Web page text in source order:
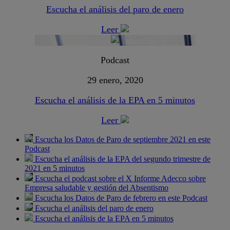
Escucha el análisis del paro de enero
Leer
Podcast
29 enero, 2020
Escucha el análisis de la EPA en 5 minutos
Leer
Escucha los Datos de Paro de septiembre 2021 en este
Podcast
Escucha el análisis de la EPA del segundo trimestre de
2021 en 5 minutos
Escucha el podcast sobre el X Informe Adecco sobre
Empresa saludable y gestión del Absentismo
Escucha los Datos de Paro de febrero en este Podcast
Escucha el análisis del paro de enero
Escucha el análisis de la EPA en 5 minutos